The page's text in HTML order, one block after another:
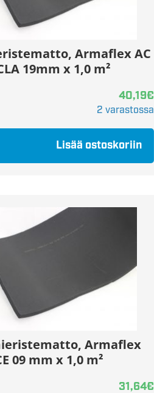
Armaflex AC
19mm x 1,0 m²
40,19€
2 varastossa
Lisää ostoskoriin
Armaflex
09 mm x 1,0 m²
31,64€